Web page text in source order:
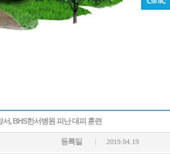
, BHS한서병원 피난 대피 훈련
등록일 2019.04.19